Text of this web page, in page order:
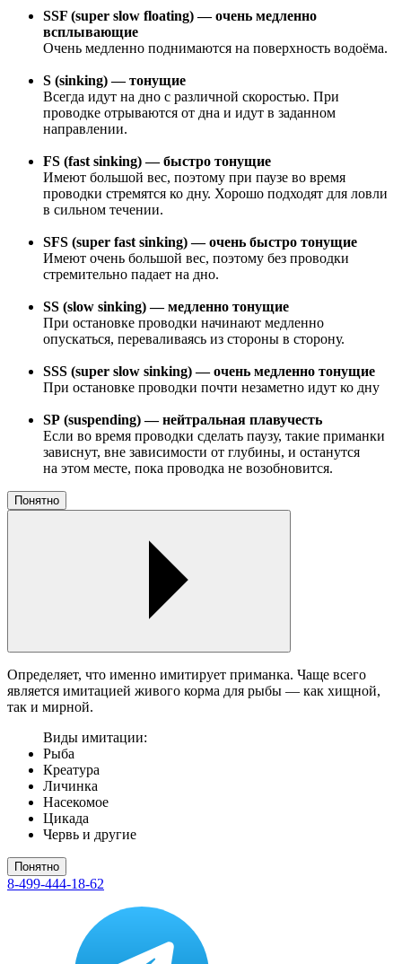
SSF (super slow floating) — очень медленно
всплывающие
Очень медленно поднимаются на поверхность водоёма.
S (sinking) — тонущие
Всегда идут на дно с различной скоростью. При
проводке отрываются от дна и идут в заданном
направлении.
FS (fast sinking) — быстро тонущие
Имеют большой вес, поэтому при паузе во время
проводки стремятся ко дну. Хорошо подходят для ловли
в сильном течении.
SFS (super fast sinking) — очень быстро тонущие
Имеют очень большой вес, поэтому без проводки
стремительно падает на дно.
SS (slow sinking) — медленно тонущие
При остановке проводки начинают медленно
опускаться, переваливаясь из стороны в сторону.
SSS (super slow sinking) — очень медленно тонущие
При остановке проводки почти незаметно идут ко дну
SP (suspending) — нейтральная плавучесть
Если во время проводки сделать паузу, такие приманки
зависнут, вне зависимости от глубины, и останутся
на этом месте, пока проводка не возобновится.
Понятно
Определяет, что именно имитирует приманка. Чаще всего
является имитацией живого корма для рыбы — как хищной,
так и мирной.
Виды имитации:
Рыба
Креатура
Личинка
Насекомое
Цикада
Червь и другие
Понятно
8-499-444-18-62